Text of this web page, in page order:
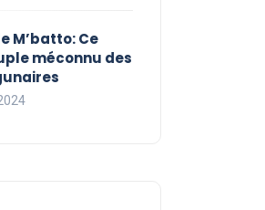
M’batto: Ce
méconnu des